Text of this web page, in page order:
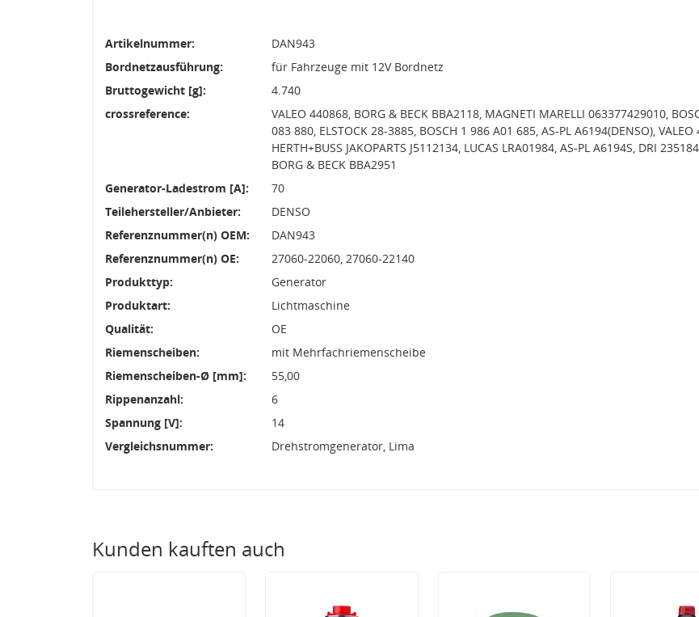
Artikelnummer:
DAN943
Bordnetzausführung:
für Fahrzeuge mit 12V Bordnetz
Bruttogewicht [g]:
4.740
crossreference:
VALEO 440868, BORG & BECK BBA2118, MAGNETI MARELLI 063377429010,
083 880, ELSTOCK 28-3885, BOSCH 1 986 A01 685, AS-PL A6194(DENSO), VALEO
HERTH+BUSS JAKOPARTS J5112134, LUCAS LRA01984, AS-PL A6194S, DRI
BORG & BECK BBA2951
Generator-Ladestrom [A]:
70
Teilehersteller/Anbieter:
DENSO
Referenznummer(n) OEM:
DAN943
Referenznummer(n) OE:
27060-22060, 27060-22140
Produkttyp:
Generator
Produktart:
Lichtmaschine
Qualität:
OE
Riemenscheiben:
mit Mehrfachriemenscheibe
Riemenscheiben-Ø [mm]:
55,00
Rippenanzahl:
6
Spannung [V]:
14
Vergleichsnummer:
Drehstromgenerator, Lima
Kunden kauften auch